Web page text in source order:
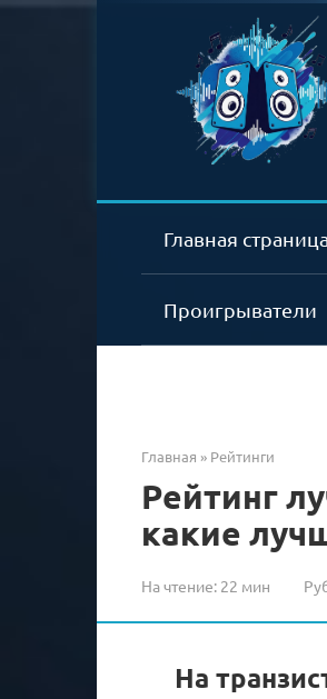
Главная страница
Проигрыватели
Главная » Рейтинги
Рейтинг
какие
На чтение: 22 мин
На